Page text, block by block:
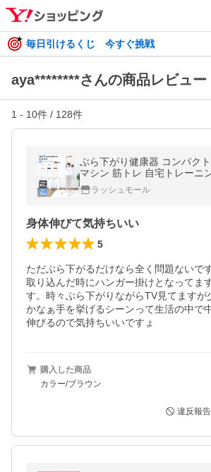
毎日引けるくじ 今すぐ挑戦
aya********さんの商品レビュー
1 - 10件 / 128件
ぶら下がり健康器 コンパク
マシン 筋トレ 自宅トレーニ
段階 室内フィットネス ダイ
トレーニング器具 一年保証
ラッシュモール
身体伸びて気持ちいい
5
ただぶら下がるだけなら全く問題ないで
取り込んだ時にハンガー掛けとなってま
す。時々ぶら下がりながらTV見てますが
かなぁ手を挙げるシーンって生活の中で
伸びるので気持ちいいですょ
購入した商品
カラー/ブラウン
違反報告